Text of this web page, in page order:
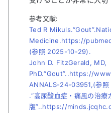
参考文献:
Ted R
Medicine.https://
(参照 2025-10-29).
John D. FitzGerald, MD,
PhD.“Gout”..https://
ANNALS-24-03951,(参
.“高尿酸血症・痛風の治療
版”..https://